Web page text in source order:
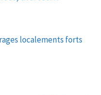
localements forts